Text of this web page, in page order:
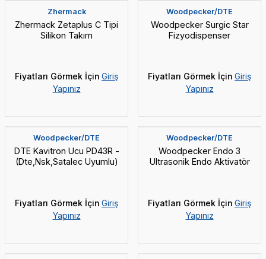
Zhermack
Zhermack Zetaplus C Tipi
Silikon Takım
Fiyatları Görmek İçin Giriş
Yapınız
Woodpecker/DTE
Woodpecker Surgic Star
Fizyodispenser
Fiyatları Görmek İçin Giriş
Yapınız
Woodpecker/DTE
DTE Kavitron Ucu PD43R -
(Dte,Nsk,Satalec Uyumlu)
Fiyatları Görmek İçin Giriş
Yapınız
Woodpecker/DTE
Woodpecker Endo 3
Ultrasonik Endo Aktivatör
Fiyatları Görmek İçin Giriş
Yapınız